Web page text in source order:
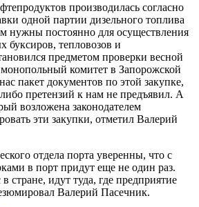
производилась согласно
одной партии дизельного топлива
нужны постоянно для осуществления
буксиров, тепловозов и
предметом проверки весной
комитет в Запорожской
пакет документов по этой закупке,
претензий к нам не предъявил. А
возложена законодателем
эти закупки, отметил Валерий
отдела порта уверенны, что с
в порт придут еще не один раз.
стране, идут туда, где предприятие
Валерий Пасечник.